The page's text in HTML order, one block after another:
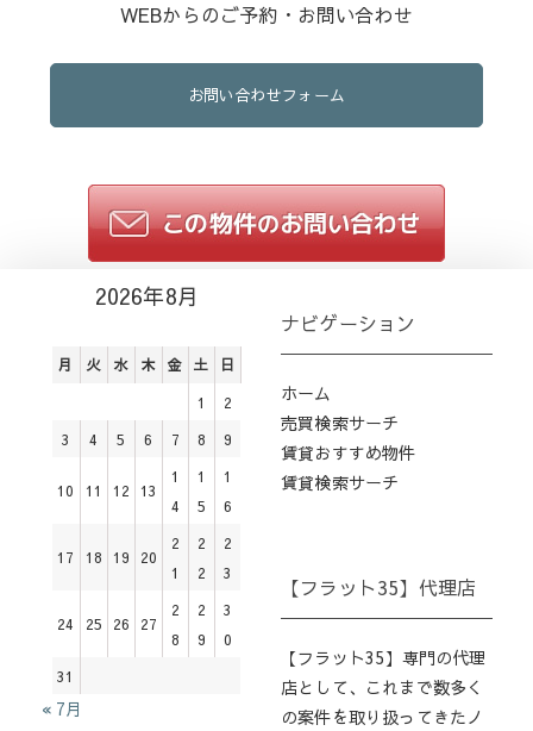
WEBからのご予約・お問い合わせ
お問い合わせフォーム
2026年8月
月 火 水 木 金 土 日
1
2
3
4 5 6 7 8 9
10 11 12 13
1
4
1
5
1
6
17 18 19 20
2
1
2
2
2
3
24 25 26 27
2
8
2
9
3
0
31
« 7月
ナビゲーション
ホーム
売買検索サーチ
賃貸おすすめ物件
賃貸検索サーチ
【フラット35】代理店
【フラット35】専門の代理
店として、これまで数多く
の案件を取り扱ってきたノ